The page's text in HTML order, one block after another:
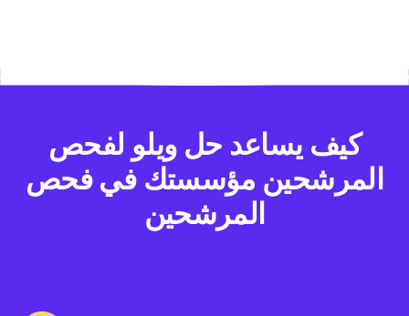
كيف يساعد حل ويلو لفحص
المرشحين مؤسستك في فحص
المرشحين